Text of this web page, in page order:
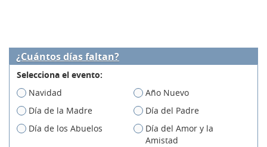
¿Cuántos días faltan?
Selecciona el evento:
Navidad
Año Nuevo
Día de la Madre
Día del Padre
Día de los Abuelos
Día del Amor y la
Amistad